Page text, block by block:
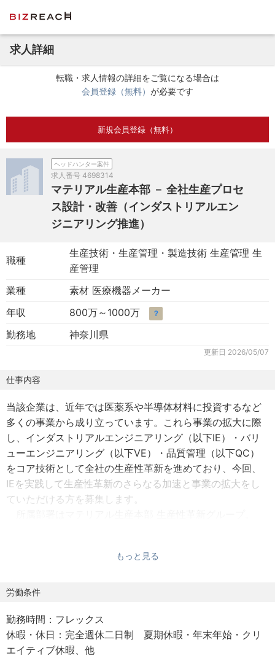
求人詳細
転職・求人情報の詳細をご覧になる場合は
会員登録（無料） が必要です
新規会員登録（無料）
ヘッドハンター案件
求人番号 4698314
マテリアル生産本部 － 全社生産プロセ
ス設計・改善（インダストリアルエン
ジニアリング推進）
職種
生産技術・生産管理・製造技術 生産管理 生
産管理
業種
素材 医療機器メーカー
年収
800万～1000万 ？
勤務地 神奈川県
更新日 2026/05/07
仕事内容
当該企業は、近年では医薬系や半導体材料に投資するなど
多くの事業から成り立っています。これら事業の拡大に際
し、インダストリアルエンジニアリング（以下IE）・バリ
ューエンジニアリング（以下VE）・品質管理（以下QC）
をコア技術として全社の生産性革新を進めており、今回、
IEを実践して生産性革新のさらなる加速と事業の拡大をし
ていただける方を募集します。
変革する」ことをミッションとした、IE・VE・QCなど管理
IEを活用して現状の可視化/定量化/構造化することで経営
課題を抽出し、関係部門と連携しながら生産プロセスの設
計・改善を担います。
もっと見る
労働条件
勤務時間：フレックス
休暇・休日：完全週休二日制 夏期休暇・年末年始・クリ
エイティブ休暇、他